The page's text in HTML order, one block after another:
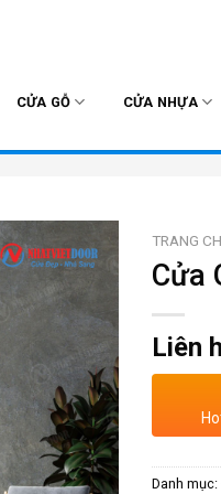
CỬA GỖ CỬA NHỰA
TRANG
Cửa
Liên
Danh mục: